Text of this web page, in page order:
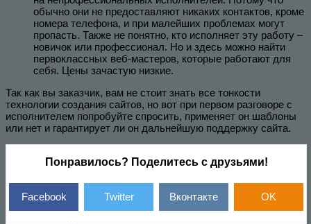
обычно они не предоставляют никаких контактов, кроме
номера телефона, и при малейших проблемах могут
пропасть. Также не понятно, кто исполняет эту работу –
новичок или профессионал. Но и здесь можно найти
первоклассных веб-мастеров, которые работают для
себя. Цены зачастую низкие.
Так как вы заказчик, вам не стоит знать все тонкости
технологии создания сайтов, но вот при первом разговоре с
исполнителем попробуйте спросить, применяет он шаблоны
или нет и гарантирует ли он дальнейшую поддержку сайта.
Понравилось? Поделитесь с друзьями!
Facebook Twitter Вконтакте OK